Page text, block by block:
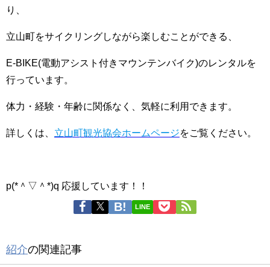
り、
立山町をサイクリングしながら楽しむことができる、
E-BIKE(電動アシスト付きマウンテンバイク)のレンタルを
行っています。
体力・経験・年齢に関係なく、気軽に利用できます。
詳しくは、 立山町観光協会ホームページをご覧ください。
p(*＾▽＾*)q 応援しています！！
LINE
紹介の関連記事